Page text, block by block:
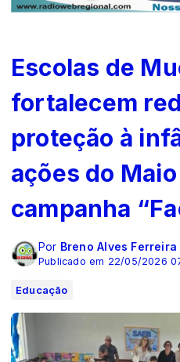
Escolas de
fortalecem
proteção à
ações do
campanha
Por Breno Alves Ferreira
Publicado em 22/05/2026
Educação